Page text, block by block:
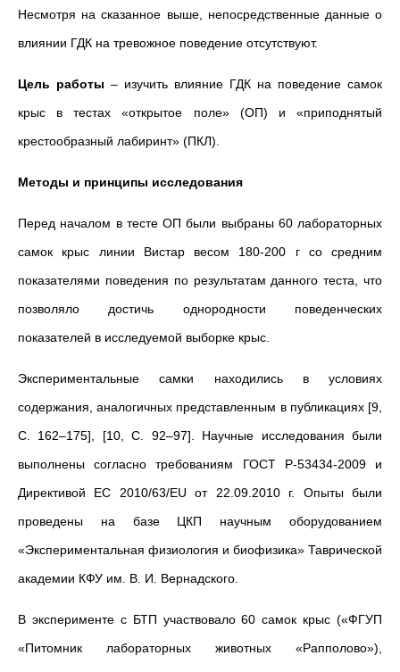
Несмотря на сказанное выше, непосредственные данные о
влиянии ГДК на тревожное поведение отсутствуют.
Цель работы – изучить влияние ГДК на поведение самок
крыс в тестах «открытое поле» (ОП) и «приподнятый
крестообразный лабиринт» (ПКЛ).
Методы и принципы исследования
Перед началом в тесте ОП были выбраны 60 лабораторных
самок крыс линии Вистар весом 180-200 г со средним
показателями поведения по результатам данного теста, что
позволяло достичь однородности поведенческих
показателей в исследуемой выборке крыс.
Экспериментальные самки находились в условиях
содержания, аналогичных представленным в публикациях [9,
С. 162–175], [10, С. 92–97]. Научные исследования были
выполнены согласно требованиям ГОСТ Р-53434-2009 и
Директивой ЕС 2010/63/EU от 22.09.2010 г. Опыты были
проведены на базе ЦКП научным оборудованием
«Экспериментальная физиология и биофизика» Таврической
академии КФУ им. В. И. Вернадского.
В эксперименте с БТП участвовало 60 самок крыс («ФГУП
«Питомник лабораторных животных «Рапполово»),